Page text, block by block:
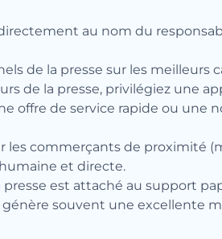
au nom du
de la presse sur les meilleurs
de la presse, privilégiez une
offre de service rapide ou une
les commerçants de proximité
et directe.
presse est attaché au support
génère souvent une excellente